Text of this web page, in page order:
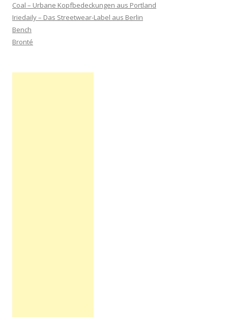
Coal – Urbane Kopfbedeckungen aus Portland
Iriedaily – Das Streetwear-Label aus Berlin
Bench
Bronté